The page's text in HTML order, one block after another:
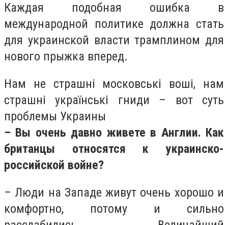
Каждая подобная ошибка в
международной политике должна стать
для украинской власти трамплином для
нового прыжка вперед.
Нам не страшні московські воші, нам
страшні українські гниди – вот суть
проблемы Украины
– Вы очень давно живете в Англии. Как
британцы относятся к украинско-
российской войне?
– Люди на Западе живут очень хорошо и
комфортно, потому и сильно